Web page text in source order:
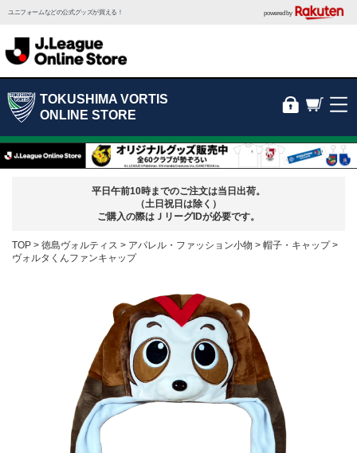
ユニフォームなどの公式グッズが買える！ powered by
TOKUSHIMA VORTIS
ONLINE STORE
平日午前10時までのご注文は当日出荷。
（土日祝日は除く）
ご購入の際はＪリーグIDが必要です。
TOP 徳島ヴォルティス アパレル・ファッション小物
帽子・キャップ
ヴォルタくんファンキャップ